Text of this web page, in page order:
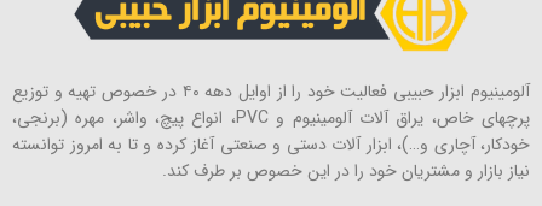
آلومینیوم ابزار حبیبی فعالیت خود را از اوایل دهه ۴۰ در خصوص تهیه و توزیع
پرچهای خاص، یراق آلات آلومینیوم و PVC، انواع پیچ، واشر، مهره (برنجی،
خودکار، آچاری و…)، ابزار آلات دستی و صنعتی آغاز کرده و تا به امروز توانسته
نیاز بازار و مشتریان خود را در این خصوص بر طرف کند.